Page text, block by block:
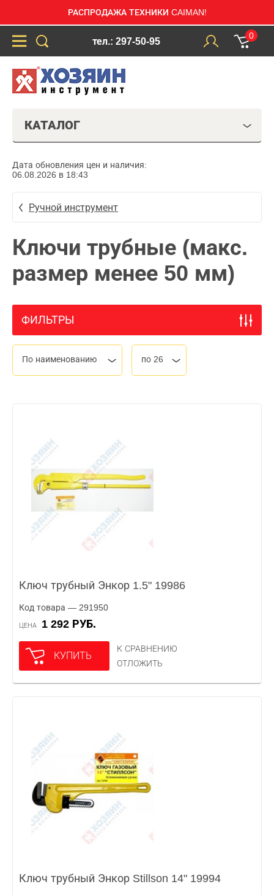
РАСПРОДАЖА ТЕХНИКИ CAIMAN!
тел.: 297-50-95
0
КАТАЛОГ
Дата обновления цен и наличия:
06.08.2026 в 18:43
Ручной инструмент
Ключи трубные (макс.
размер менее 50 мм)
ФИЛЬТРЫ
По наименованию по 26
Ключ трубный Энкор 1.5" 19986
Код товара — 291950
ЦЕНА 1 292 РУБ.
КУПИТЬ
К СРАВНЕНИЮ
ОТЛОЖИТЬ
Ключ трубный Энкор Stillson 14" 19994